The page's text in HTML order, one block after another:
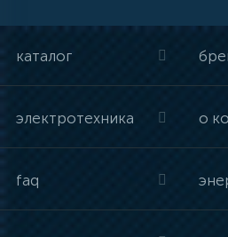
каталог
электротехника о
faq